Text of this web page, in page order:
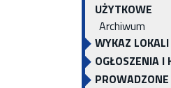
UŻYTKOWE
Archiwum
WYKAZ
OGŁOSZENIA I
PROWADZONE